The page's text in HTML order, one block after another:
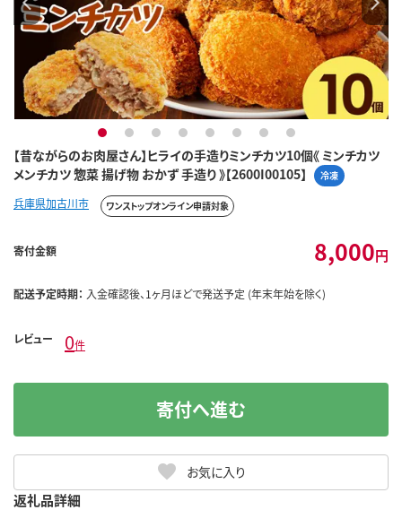
【昔ながらのお肉屋さん】ヒライの手造りミンチカツ10個《 ミンチカツ
メンチカツ 惣菜 揚げ物 おかず 手造り 》【2600I00105】
冷凍
1 2 3 4 5 6 7 8
兵庫県加古川市 ワンストップオンライン申請対象
寄付金額 8,000円
配送予定時期： 入金確認後、1ヶ月ほどで発送予定 (年末年始を除く)
レビュー 0件
お気に入り
寄付へ進む
返礼品詳細